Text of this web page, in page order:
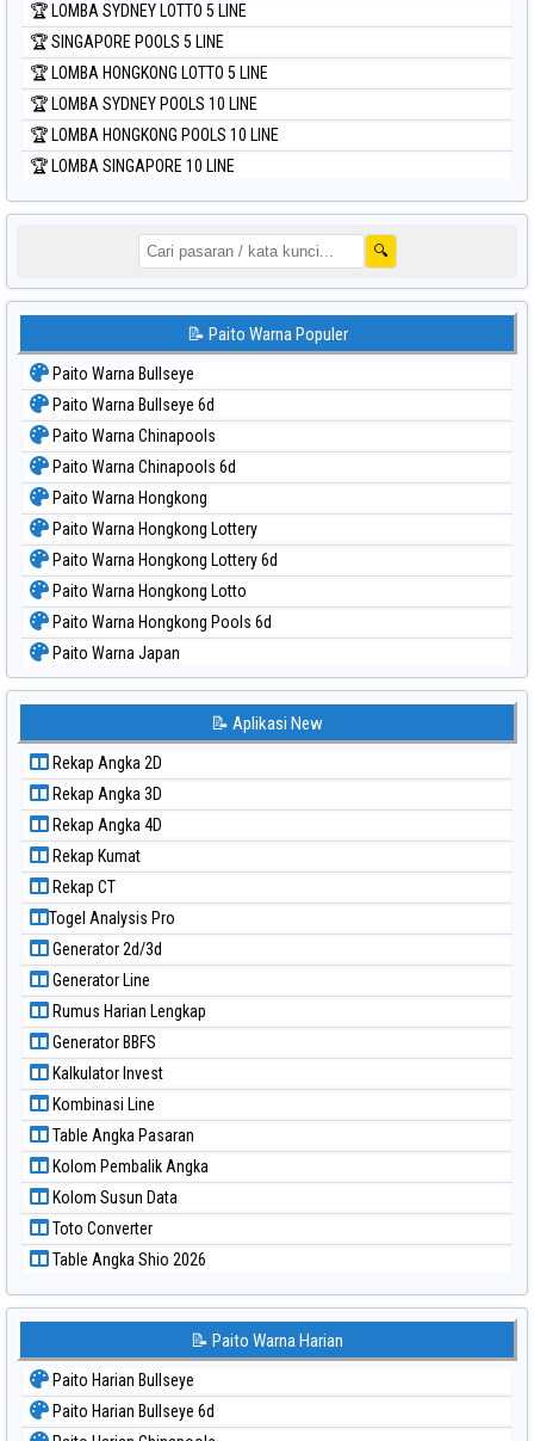
🏆 LOMBA SYDNEY LOTTO 5 LINE
🏆 SINGAPORE POOLS 5 LINE
🏆 LOMBA HONGKONG LOTTO 5 LINE
🏆 LOMBA SYDNEY POOLS 10 LINE
🏆 LOMBA HONGKONG POOLS 10 LINE
🏆 LOMBA SINGAPORE 10 LINE
🔍
📝 Paito Warna Populer
Paito Warna Bullseye
Paito Warna Bullseye 6d
Paito Warna Chinapools
Paito Warna Chinapools 6d
Paito Warna Hongkong
Paito Warna Hongkong Lottery
Paito Warna Hongkong Lottery 6d
Paito Warna Hongkong Lotto
Paito Warna Hongkong Pools 6d
Paito Warna Japan
Paito Warna Japan 6d
Paito Warna Kuda Lari
Paito Warna Magnum Cambodia
Paito Warna Nagoya
Paito Warna New York Midday
Paito Warna North Carolina Day
Paito Warna Pcso
Paito Warna Pennsylvania Day
Paito Warna Sao Paulo
Paito Warna Singapore
Paito Warna Sydney
Paito Warna Sydney Lottery
Paito Warna Sydney Lottery 6d
Paito Warna Sydney Lotto
Paito Warna Sydney Pools 6d
Paito Warna Taipei
Paito Warna Taiwan
📝 Aplikasi New
Rekap Angka 2D
Rekap Angka 3D
Rekap Angka 4D
Rekap Kumat
Rekap CT
Togel Analysis Pro
Generator 2d/3d
Generator Line
Rumus Harian Lengkap
Generator BBFS
Kalkulator Invest
Kombinasi Line
Table Angka Pasaran
Kolom Pembalik Angka
Kolom Susun Data
Toto Converter
Table Angka Shio 2026
📝 Paito Warna Harian
Paito Harian Bullseye
Paito Harian Bullseye 6d